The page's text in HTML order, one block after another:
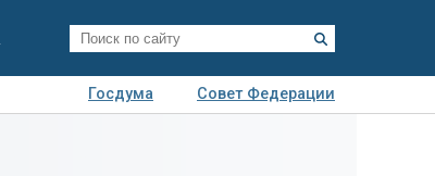
Госдума
Совет Федерации